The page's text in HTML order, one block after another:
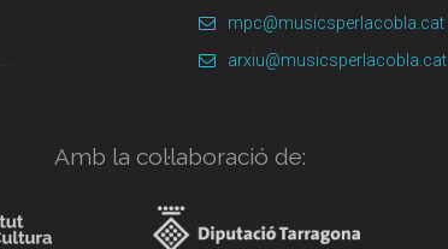
mpc@musicsperlacobla.cat
arxiu@musicsperlacobla.cat
Amb la col·laboració de: